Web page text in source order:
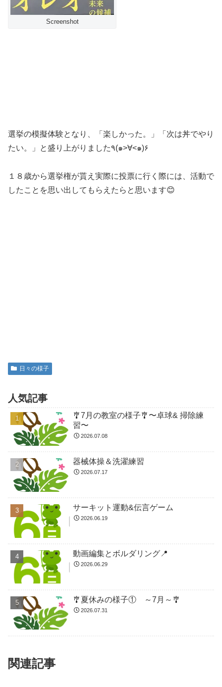
Screenshot
選挙の模擬体験となり、「楽しかった。」「次は丼でやり
たい。」と盛り上がりました٩(๑>∀<๑)۶
１８歳から選挙権が貰え実際に投票に行く際には、活動で
したことを思い出してもらえたらと思います😊
日々の様子
人気記事
🎐7月の教室の様子🎐〜卓球& 掃除練
習〜
2026.07.08
器械体操＆洗濯練習
2026.07.17
サーキット運動&伝言ゲーム
2026.06.19
動画編集とボルダリング📍
2026.06.29
🎐夏休みの様子① ～7月～🎐
2026.07.31
関連記事